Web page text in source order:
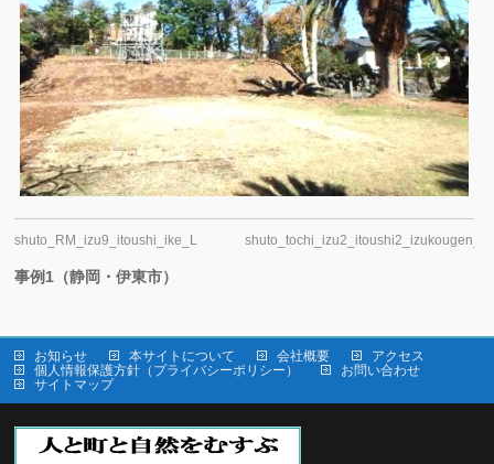
shuto_RM_izu9_itoushi_ike_L shuto_tochi_izu2_itoushi2_izukougen_L
事例1（静岡・伊東市）
お知らせ 本サイトについて 会社概要
アクセス
個人情報保護方針（プライバシーポリシー）
お問い合わせ
サイトマップ